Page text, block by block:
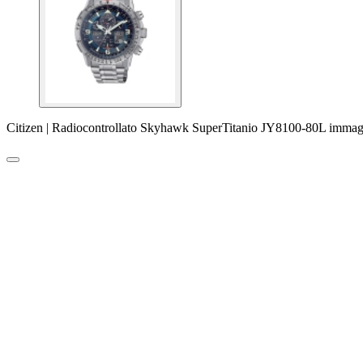
Citizen | Radiocontrollato Skyhawk SuperTitanio JY8100-80L